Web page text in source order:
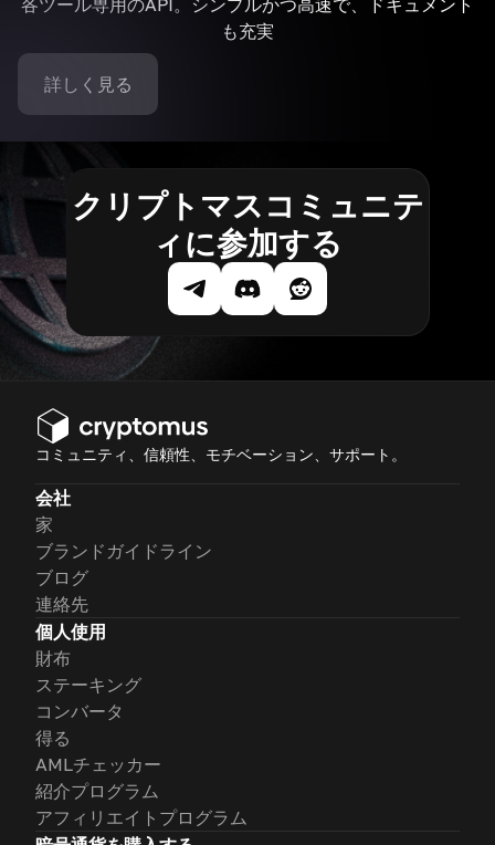
各ツール専用のAPI。シンプルかつ高速で、ドキュメント
も充実
詳しく見る
クリプトマスコミュニテ
ィに参加する
コミュニティ、信頼性、モチベーション、サポート。
会社
家
ブランドガイドライン
ブログ
連絡先
個人使用
財布
ステーキング
コンバータ
得る
AMLチェッカー
紹介プログラム
アフィリエイトプログラム